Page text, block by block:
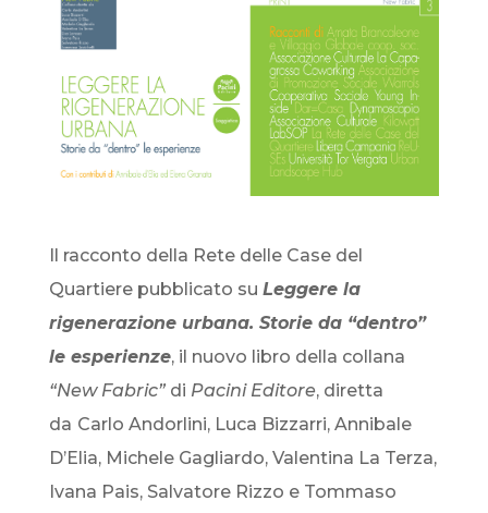
Il racconto della Rete delle Case del
Quartiere pubblicato su Leggere la
rigenerazione urbana. Storie da “dentro”
le esperienze, il nuovo libro della collana
“New Fabric”di Pacini Editore, diretta
da Carlo Andorlini, Luca Bizzarri, Annibale
D’Elia, Michele Gagliardo, Valentina La Terza,
Ivana Pais, Salvatore Rizzo e Tommaso